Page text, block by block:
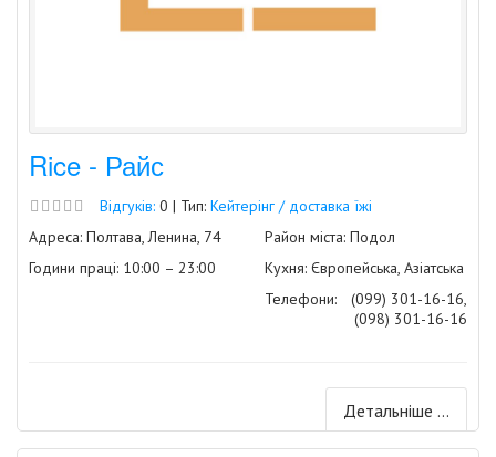
Rice - Райс
Відгуків: 0 | Тип: Кейтерінг / доставка їжі
Адреса: Полтава, Ленина, 74
Години праці: 10:00 – 23:00
Район міста: Подол
Кухня: Європейська, Азіатська
Телефони:
(099) 301-16-16,
(098) 301-16-16
Детальніше ...